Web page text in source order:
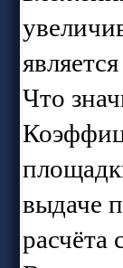
Что
выдаче
расчёта